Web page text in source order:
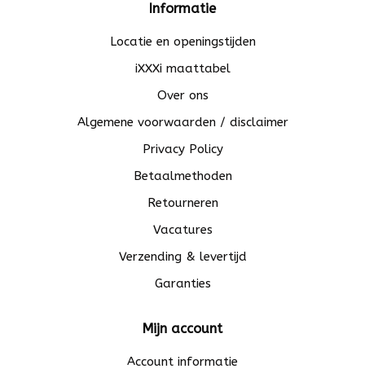
Informatie
Locatie en openingstijden
iXXXi maattabel
Over ons
Algemene voorwaarden / disclaimer
Privacy Policy
Betaalmethoden
Retourneren
Vacatures
Verzending & levertijd
Garanties
Mijn account
Account informatie